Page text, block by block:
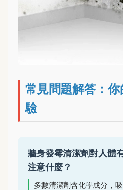
常見問題解答：
驗
牆身發霉清潔劑對人體
注意什麼？
多數清潔劑含化學成分，